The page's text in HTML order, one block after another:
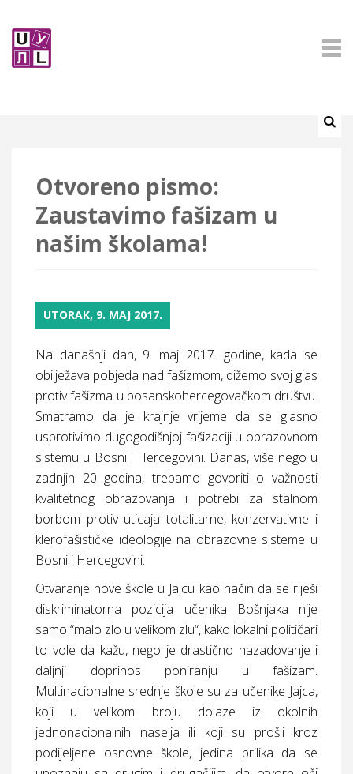
Otvoreno pismo:
Zaustavimo fašizam u
našim školama!
UTORAK, 9. MAJ 2017.
Na današnji dan, 9. maj 2017. godine, kada se
obilježava pobjeda nad fašizmom, dižemo svoj glas
protiv fašizma u bosanskohercegovačkom društvu.
Smatramo da je krajnje vrijeme da se glasno
usprotivimo dugogodišnjoj fašizaciji u obrazovnom
sistemu u Bosni i Hercegovini. Danas, više nego u
zadnjih 20 godina, trebamo govoriti o važnosti
kvalitetnog obrazovanja i potrebi za stalnom
borbom protiv uticaja totalitarne, konzervativne i
klerofašističke ideologije na obrazovne sisteme u
Bosni i Hercegovini.
Otvaranje nove škole u Jajcu kao način da se riješi
diskriminatorna pozicija učenika Bošnjaka nije
samo “malo zlo u velikom zlu“, kako lokalni političari
to vole da kažu, nego je drastično nazadovanje i
daljnji doprinos poniranju u fašizam.
Multinacionalne srednje škole su za učenike Jajca,
koji u velikom broju dolaze iz okolnih
jednonacionalnih naselja ili koji su prošli kroz
podijeljene osnovne škole, jedina prilika da se